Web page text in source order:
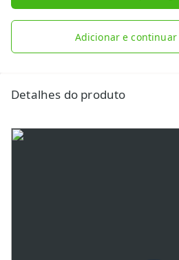
Adicionar e
Detalhes do produto